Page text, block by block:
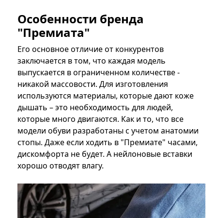
Особенности бренда
"Премиата"
Его основное отличие от конкурентов
заключается в том, что каждая модель
выпускается в ограниченном количестве -
никакой массовости. Для изготовления
используются материалы, которые дают коже
дышать – это необходимость для людей,
которые много двигаются. Как и то, что все
модели обуви разработаны с учетом анатомии
стопы. Даже если ходить в "Премиате" часами,
дискомфорта не будет. А нейлоновые вставки
хорошо отводят влагу.